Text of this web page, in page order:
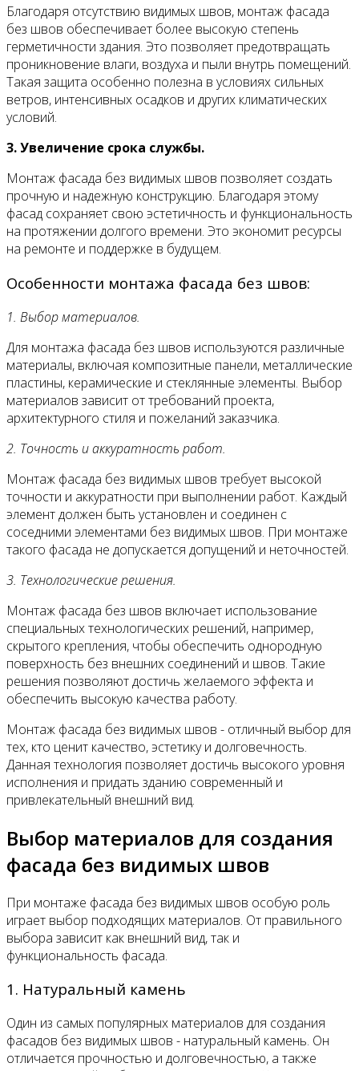
Благодаря отсутствию видимых швов, монтаж фасада
без швов обеспечивает более высокую степень
герметичности здания. Это позволяет предотвращать
проникновение влаги, воздуха и пыли внутрь помещений.
Такая защита особенно полезна в условиях сильных
ветров, интенсивных осадков и других климатических
условий.
3. Увеличение срока службы.
Монтаж фасада без видимых швов позволяет создать
прочную и надежную конструкцию. Благодаря этому
фасад сохраняет свою эстетичность и функциональность
на протяжении долгого времени. Это экономит ресурсы
на ремонте и поддержке в будущем.
Особенности монтажа фасада без швов:
1. Выбор материалов.
Для монтажа фасада без швов используются различные
материалы, включая композитные панели, металлические
пластины, керамические и стеклянные элементы. Выбор
материалов зависит от требований проекта,
архитектурного стиля и пожеланий заказчика.
2. Точность и аккуратность работ.
Монтаж фасада без видимых швов требует высокой
точности и аккуратности при выполнении работ. Каждый
элемент должен быть установлен и соединен с
соседними элементами без видимых швов. При монтаже
такого фасада не допускается допущений и неточностей.
3. Технологические решения.
Монтаж фасада без швов включает использование
специальных технологических решений, например,
скрытого крепления, чтобы обеспечить однородную
поверхность без внешних соединений и швов. Такие
решения позволяют достичь желаемого эффекта и
обеспечить высокую качества работу.
Монтаж фасада без видимых швов - отличный выбор для
тех, кто ценит качество, эстетику и долговечность.
Данная технология позволяет достичь высокого уровня
исполнения и придать зданию современный и
привлекательный внешний вид.
Выбор материалов для создания
фасада без видимых швов
При монтаже фасада без видимых швов особую роль
играет выбор подходящих материалов. От правильного
выбора зависит как внешний вид, так и
функциональность фасада.
1. Натуральный камень
Один из самых популярных материалов для создания
фасадов без видимых швов - натуральный камень. Он
отличается прочностью и долговечностью, а также